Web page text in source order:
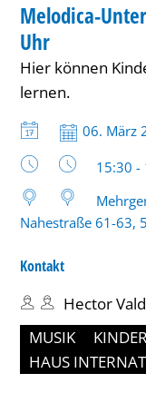
Unterricht
(6-
Jahre)
bis
16:15
Uhr
KATEGORIE:
Melodica-
Uhr
Hier können
lernen.
Datum:
06. März
Uhrzeit:
15:30 -
Nahestraße 61-63,
Kontakt
Hector
MUSIK
KINDER
HAUS